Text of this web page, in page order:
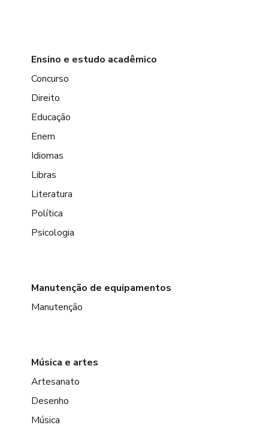
Ensino e estudo acadêmico
Concurso
Direito
Educação
Enem
Idiomas
Libras
Literatura
Política
Psicologia
Manutenção de equipamentos
Manutenção
Música e artes
Artesanato
Desenho
Música